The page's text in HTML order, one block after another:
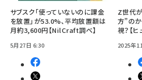
サブスク「使っていないのに課金
を放置」が53.0%、平均放置額は
月約3,600円【NilCraft調べ】
5月27日 6:30
Z世代
方”の
視？【
2025年